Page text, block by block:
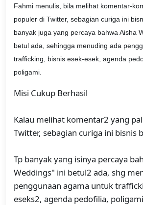
Fahmi menulis, bila melihat komentar-
populer di Twitter, sebagian curiga ini
banyak juga yang percaya bahwa Aisha
betul ada, sehingga menuding ada
trafficking, bisnis esek-esek, agenda
poligami.
Misi Cukup Berhasil
Kalau melihat komentar2 yang
Twitter, sebagian curiga ini bisnis
Tp banyak yang isinya percaya
Weddings" ini betul2 ada, shg
penggunaan agama untuk
eseks2, agenda pedofilia,